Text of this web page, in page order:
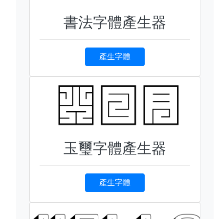
書法字體產生器
產生字體
玉璽字體產生器
產生字體